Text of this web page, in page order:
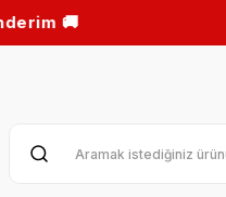
🚚